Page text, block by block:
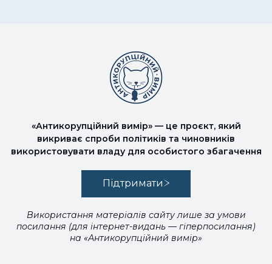
«Антикорупційний вимір» — це проєкт, який
викриває спроби політиків та чиновників
використовувати владу для особистого збагачення
Підтримати
Використання матеріалів сайту лише за умови
посилання (для інтернет-видань — гіперпосилання)
на «Антикорупційний вимір»